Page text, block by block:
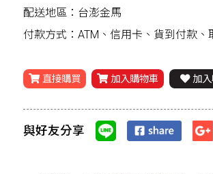
配送地區：台澎金馬
付款方式：ATM、信用卡、貨到付款、
直接購買 加入購物車 加
與好友分享